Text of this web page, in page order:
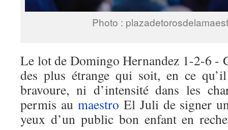
Photo :
Le lot de Domingo Hernandez 1-2-6 -
des plus étrange qui soit, en ce
bravoure, ni d’intensité dans les
permis au maestro El Juli de signer
yeux d’un public bon enfant en